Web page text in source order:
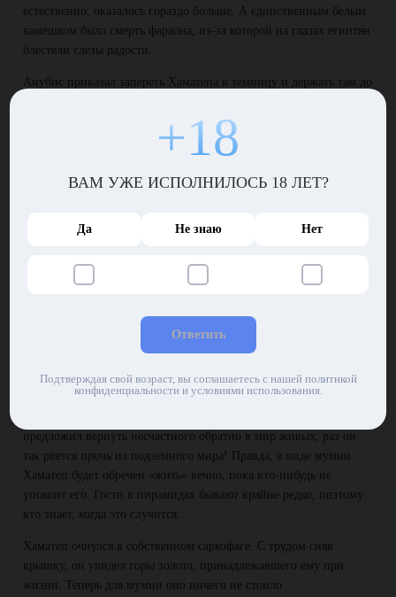
естественно, оказалось гораздо больше. А единственным белым
камешком была смерть фараона, из-за которой на глазах египтян
блестели слезы радости.
Анубис приказал запереть Хаматепа в темницу и держать там до
простить его и дать пожить еще, чтобы сделать побольше
добрых дел, но получил отказ.
Суровый приговор
встретиться со всеми людьми, которых он казнил, обобрал или
Хаматепа.
суровый приговор. Их не трогали ни мольбы, ни обещания, ни
клятвы. Виновный в гибели множества ни в чем не повинных
людей был обречен, несмотря на просьбы дать ему второй шанс.
Возвращайся обратно!
предложил вернуть несчастного обратно в мир живых, раз он
так рвется прочь из подземного мира! Правда, в виде мумии.
Хаматеп будет обречен «жить» вечно, пока кто-нибудь не
упокоит его. Гости в пирамидах бывают крайне редко, поэтому
кто знает, когда это случится…
Хаматеп очнулся в собственном саркофаге. С трудом сняв
крышку, он увидел горы золота, принадлежавшего ему при
жизни. Теперь для мумии оно ничего не стоило…
+18
ВАМ УЖЕ ИСПОЛНИЛОСЬ 18 ЛЕТ?
Да Не знаю Нет
Ответить
Подтверждая свой возраст, вы соглашаетесь с нашей политикой
конфиденциальности и условиями использования.